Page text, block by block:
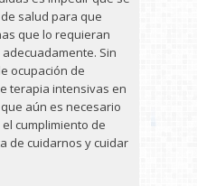
salud para que
que lo requieran
Sin
ocupación de
terapia intensivas en
aún es necesario
cumplimiento de
de cuidarnos y cuidar